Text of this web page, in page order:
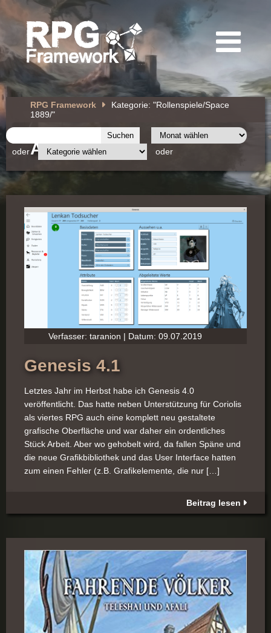
RPG Framework
Kategorie: "Rollenspiele/Space
1889/"
Archiv
oder oder
Verfasser: taranion | Datum: 09.07.2019
Genesis 4.1
Letztes Jahr im Herbst habe ich Genesis 4.0
veröffentlicht. Das hatte neben Unterstützung für Coriolis
als viertes RPG auch eine komplett neu gestaltete
grafische Oberfläche und war daher ein ordentliches
Stück Arbeit. Aber wo gehobelt wird, da fallen Späne und
die neue Grafikbibliothek und das User Interface hatten
zum einen Fehler (z.B. Grafikelemente, die nur […]
Beitrag lesen